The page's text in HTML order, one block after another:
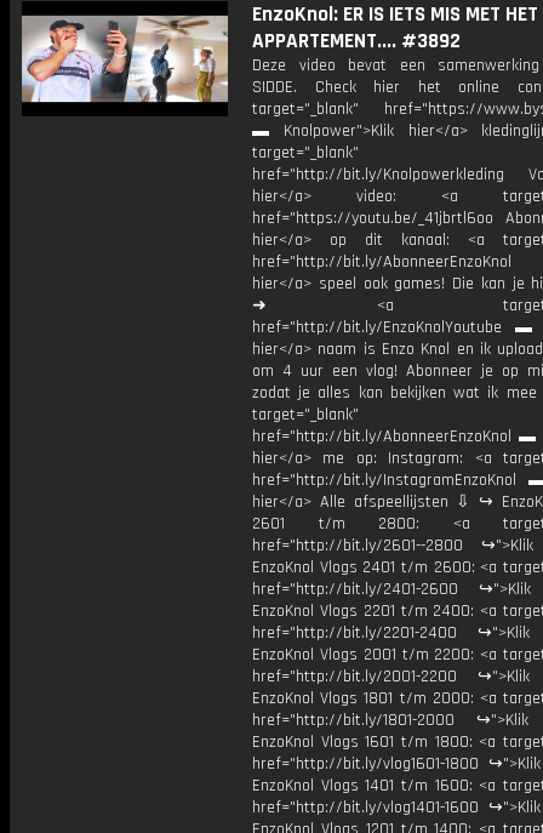
EnzoKnol: ER IS IETS MIS MET HET
APPARTEMENT.... #3892
Deze video bevat een
SIDDE. Check hier het online
target="_blank" href="https://
▬ Knolpower">Klik hier</a>
target="_blank"
href="http://bit.ly/Knolpowerkleding
hier</a> video: <a
href="https://youtu.be/_41jbrtl6oo
hier</a> op dit kanaal: <a
href="http://bit.ly/
hier</a> speel ook games! Die kan je
➜ <a
href="http://bit.ly/EnzoKnolYoutube ▬
hier</a> naam is Enzo Knol en ik
om 4 uur een vlog! Abonneer je op
zodat je alles kan bekijken wat ik mee
target="_blank"
href="http://bit.ly/AbonneerEnzoKnol ▬
hier</a> me op: Instagram: <a
href="http://bit.ly/InstagramEnzoKnol
hier</a> Alle afspeellijsten ⇩ ↪
2601 t/m 2800: <a
href="http://bit.ly/2601--2800
EnzoKnol Vlogs 2401 t/m 2600: <a
href="http://bit.ly/2401-2600 ↪">Klik
EnzoKnol Vlogs 2201 t/m 2400: <a
href="http://bit.ly/2201-2400 ↪">Klik
EnzoKnol Vlogs 2001 t/m 2200: <a
href="http://bit.ly/2001-2200 ↪">Klik
EnzoKnol Vlogs 1801 t/m 2000: <a
href="http://bit.ly/1801-2000 ↪">Klik
EnzoKnol Vlogs 1601 t/m 1800: <a
href="http://bit.ly/vlog1601-1800
EnzoKnol Vlogs 1401 t/m 1600: <a
href="http://bit.ly/vlog1401-1600